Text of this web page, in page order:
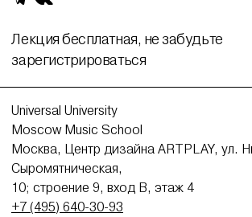
Лекция бесплатная, не забудьте
зарегистрироваться
Universal University
Moscow Music School
Москва, Центр дизайна ARTPLAY, ул.
Сыромятническая,
10; строение 9, вход В, этаж 4
+7 (495) 640-30-93